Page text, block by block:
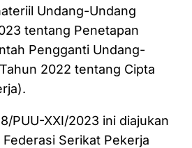
Undang-Undang
tentang Penetapan
Pengganti Undang-
2022 tentang Cipta
PUU-XXI/2023 ini diajukan
Serikat Pekerja